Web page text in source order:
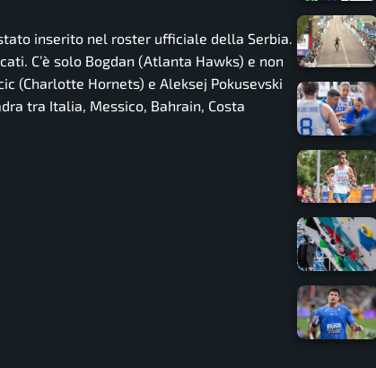
inserito nel roster ufficiale della Serbia.
C’è solo Bogdan (Atlanta Hawks) e non
(Charlotte Hornets) e Aleksej Pokusevski
tra Italia, Messico, Bahrain, Costa